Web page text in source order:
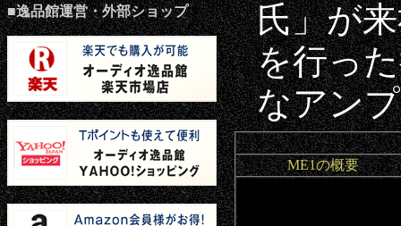
■逸品館運営・外部ショップ
氏」が
を行っ
なアン
ME1の概要